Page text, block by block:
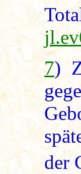
7)
der